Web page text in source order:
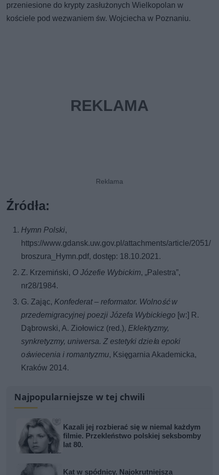
przeniesione do krypty zasłużonych Wielkopolan w
kościele pod wezwaniem św. Wojciecha w Poznaniu.
Źródła:
Hymn Polski,
https://www.gdansk.uw.gov.pl/attachments/article/2051/
broszura_Hymn.pdf, dostęp: 18.10.2021.
Z. Krzemiński, O Józefie Wybickim, „Palestra”,
nr28/1984.
G. Zając,Konfederat – reformator. Wolność w
przedemigracyjnej poezji Józefa Wybickiego [w:] R.
Dąbrowski, A. Ziołowicz (red.), Eklektyzmy,
synkretyzmy, uniwersa. Z estetyki dzieła epoki
oświecenia i romantyzmu, Księgarnia Akademicka,
Kraków 2014.
Najpopularniejsze w tej chwili
Kazali jej rozbierać się w niemal każdym
filmie. Przekleństwo polskiej seksbomby
lat 80.
Kat w spódnicy. Najokrutniejsza